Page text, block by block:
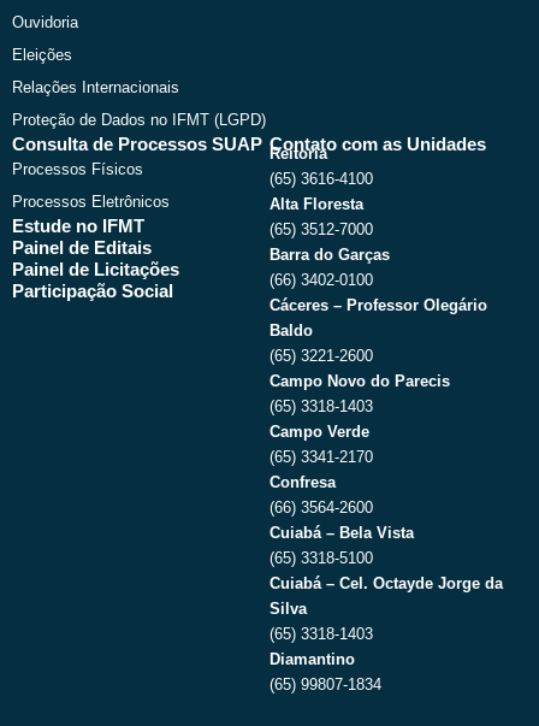
Ouvidoria
Eleições
Relações Internacionais
Proteção de Dados no IFMT (LGPD)
Consulta de Processos SUAP
Processos Físicos
Processos Eletrônicos
Estude no IFMT
Painel de Editais
Painel de Licitações
Participação Social
Contato com as Unidades
Reitoria
(65) 3616-4100
Alta Floresta
(65) 3512-7000
Barra do Garças
(66) 3402-0100
Cáceres – Professor Olegário
Baldo
(65) 3221-2600
Campo Novo do Parecis
(65) 3318-1403
Campo Verde
(65) 3341-2170
Confresa
(66) 3564-2600
Cuiabá – Bela Vista
(65) 3318-5100
Cuiabá – Cel. Octayde Jorge da
Silva
(65) 3318-1403
Diamantino
(65) 99807-1834